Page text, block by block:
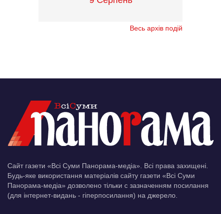
Весь архів подій
Сайт газети «Всі Суми Панорама-медіа». Всі права захищені.
Будь-яке використання матеріалів сайту газети «Всі Суми
Панорама-медіа» дозволено тільки c зазначенням посилання
(для інтернет-видань - гіперпосилання) на джерело.